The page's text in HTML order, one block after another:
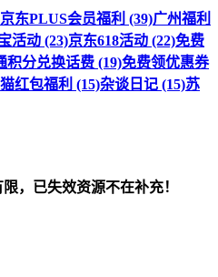
京东PLUS会员福利 (39)广州福利
活动 (23)京东618活动 (22)免费
积分兑换话费 (19)免费领优惠券
红包福利 (15)杂谈日记 (15)苏
，已失效资源不在补充！